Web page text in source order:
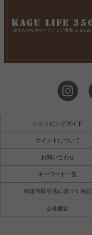
ショッピングガイド
ポイントについて
お問い合わせ
キーワード一覧
特定商取引法に基づく表記
会社概要